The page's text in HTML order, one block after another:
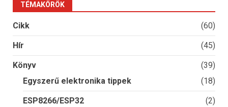
TÉMAKÖRÖK
Cikk (60)
Hír (45)
Könyv
(39)
Egyszerű elektronika tippek
(18)
ESP8266/ESP32 (2)